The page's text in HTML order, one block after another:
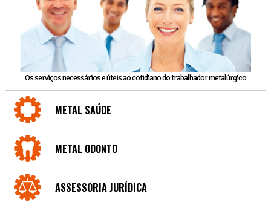
Os serviços necessários e úteis ao cotidiano do trabalhador metalúrgico
METAL SAÚDE
METAL ODONTO
ASSESSORIA JURÍDICA